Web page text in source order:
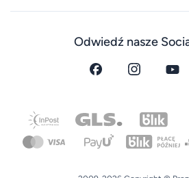
Odwiedź nasze